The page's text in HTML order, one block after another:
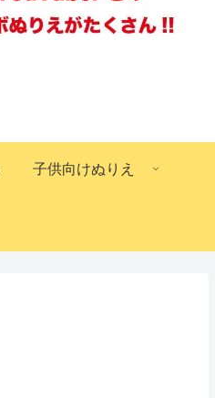
子供向けぬりえ